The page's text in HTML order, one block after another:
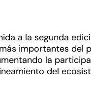
a la segunda
importantes del
la
del